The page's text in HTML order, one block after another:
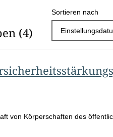
e
b
s
(4)
Sortieren nach
von Körperschaften des